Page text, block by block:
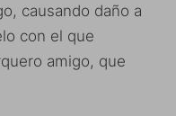
causando daño a
con el que
amigo, que